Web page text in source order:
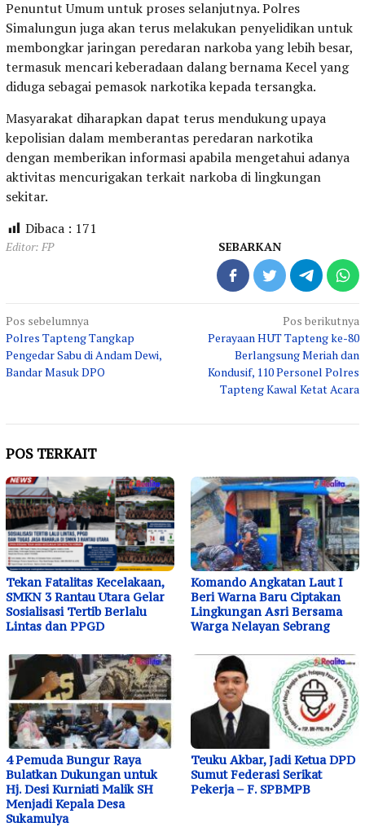
Penuntut Umum untuk proses selanjutnya. Polres
Simalungun juga akan terus melakukan penyelidikan untuk
membongkar jaringan peredaran narkoba yang lebih besar,
termasuk mencari keberadaan dalang bernama Kecel yang
diduga sebagai pemasok narkotika kepada tersangka.
Masyarakat diharapkan dapat terus mendukung upaya
kepolisian dalam memberantas peredaran narkotika
dengan memberikan informasi apabila mengetahui adanya
aktivitas mencurigakan terkait narkoba di lingkungan
sekitar.
Dibaca : 171
Editor: FP SEBARKAN
Navigasi
pos
Pos sebelumnya
Polres Tapteng Tangkap
Pengedar Sabu di Andam Dewi,
Bandar Masuk DPO
Pos berikutnya
Perayaan HUT Tapteng ke-80
Berlangsung Meriah dan
Kondusif, 110 Personel Polres
Tapteng Kawal Ketat Acara
POS TERKAIT
Tekan Fatalitas Kecelakaan,
SMKN 3 Rantau Utara Gelar
Sosialisasi Tertib Berlalu
Lintas dan PPGD
Komando Angkatan Laut I
Beri Warna Baru Ciptakan
Lingkungan Asri Bersama
Warga Nelayan Sebrang
4 Pemuda Bungur Raya
Bulatkan Dukungan untuk
Hj. Desi Kurniati Malik SH
Menjadi Kepala Desa
Sukamulya
Teuku Akbar, Jadi Ketua DPD
Sumut Federasi Serikat
Pekerja – F. SPBMPB